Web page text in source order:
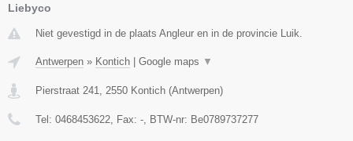
Liebyco
Niet gevestigd in de plaats Angleur en in de provincie Luik.
Antwerpen » Kontich | Google maps ▼
Pierstraat 241 2550 Kontich (Antwerpen)
Tel: 0468453622 , Fax: - , BTW-nr: Be0789737277